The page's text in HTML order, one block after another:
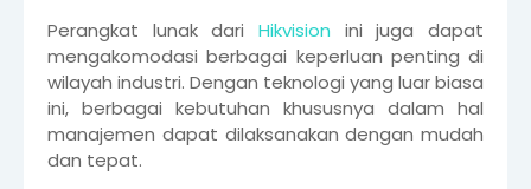
Perangkat lunak dari Hikvision ini juga dapat
mengakomodasi berbagai keperluan penting di
wilayah industri. Dengan teknologi yang luar biasa
ini, berbagai kebutuhan khususnya dalam hal
manajemen dapat dilaksanakan dengan mudah
dan tepat.